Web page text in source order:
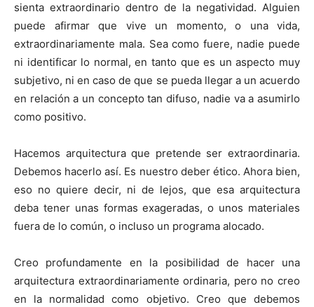
sienta extraordinario dentro de la negatividad. Alguien
puede afirmar que vive un momento, o una vida,
extraordinariamente mala. Sea como fuere, nadie puede
ni identificar lo normal, en tanto que es un aspecto muy
subjetivo, ni en caso de que se pueda llegar a un acuerdo
en relación a un concepto tan difuso, nadie va a asumirlo
como positivo.
Hacemos arquitectura que pretende ser extraordinaria.
Debemos hacerlo así. Es nuestro deber ético. Ahora bien,
eso no quiere decir, ni de lejos, que esa arquitectura
deba tener unas formas exageradas, o unos materiales
fuera de lo común, o incluso un programa alocado.
Creo profundamente en la posibilidad de hacer una
arquitectura extraordinariamente ordinaria, pero no creo
en la normalidad como objetivo. Creo que debemos